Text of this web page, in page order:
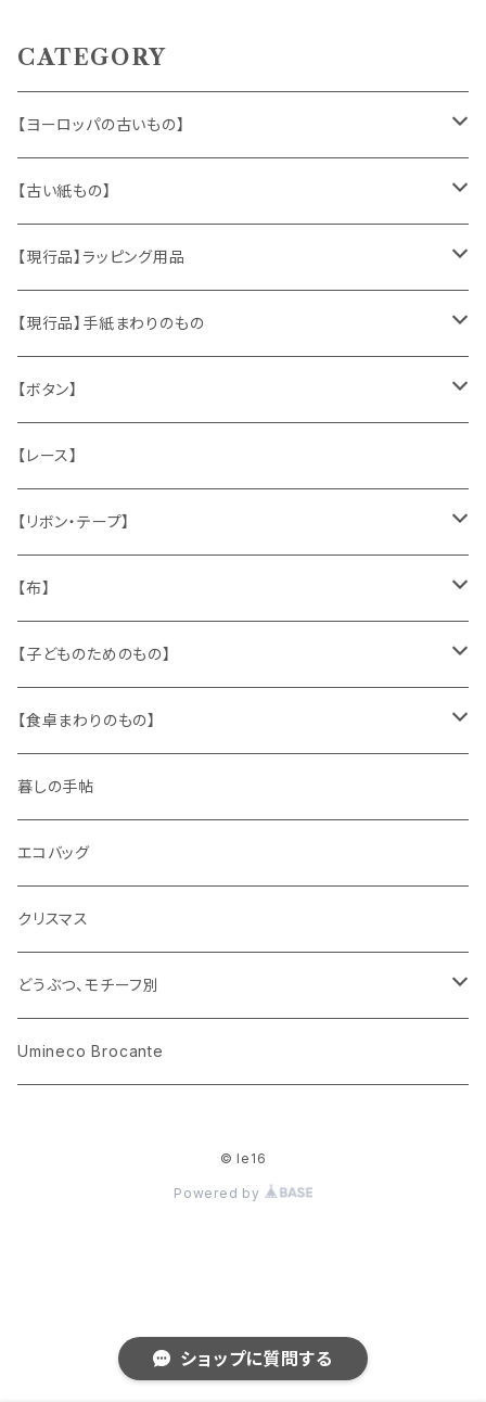
ショップに質問する
CATEGORY
【ヨーロッパの古いもの】
ヴィンテージアクセサリー
おもちゃ、ぬいぐるみ
くま、テディベア
うさぎ
キャラクター
ピノキオ
ヴィンテージファブリック
ハンドメイド製品
お部屋に飾るもの
メタル製品
缶、箱
陶磁器
文房具
木製品
ミニチュア、ドールハウス
【古い紙もの】
切手、FDC
ポストカード、カレンダー
マッチラベル、食品ラベル
蔵書票、荷札、ビュバー、伝票
シール、ステッカー、クロモス
袋、箱、ナプキン、コースター
パズル、ゲーム
古本、古雑誌、古えほん
古レコード
古せっけん
ラッピングペーパー、壁紙
【現行品】ラッピング用品
伝票、タグ、シール
袋、ラッピングペーパー
ひも、テープ
【現行品】手紙まわりのもの
封筒、ポストカード
切手
スタンプ
文房具
【ボタン】
木
貝
メタル
ガラス
プラスチック
紙
【レース】
【リボン・テープ】
チロルテープ・イニシャルテープ
トリム
ワッペン
【布】
キッチンクロス、ナプキン
ニット
布地
【子どものためのもの】
身に着けるもの
【食卓まわりのもの】
ガラス
花びん
小物入れ
陶磁器
カップアンドソーサー
プレート
木製品
ホーロー
メタル
暮しの手帖
エコバッグ
クリスマス
どうぶつ、モチーフ別
くま、ベア
Umineco Brocante
© le16
Powered by